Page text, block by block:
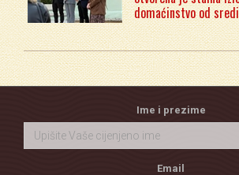
domaćinstvo od
Ime i prezime
Email